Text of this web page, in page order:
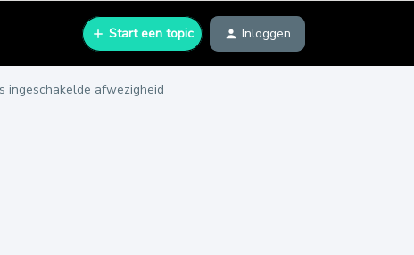
Start een topic Inloggen
ingeschakelde afwezigheid